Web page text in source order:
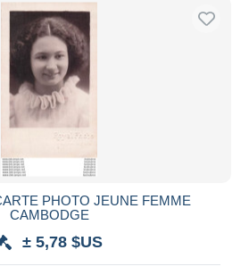
PHOTO JEUNE FEMME
CAMBODGE
± 5,78 $US